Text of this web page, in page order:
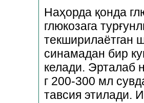
Наҳорда қонда
глюкозага
текширилаётган
синамадан бир
келади. Эрталаб
г 200-300 мл
тавсия этилади.